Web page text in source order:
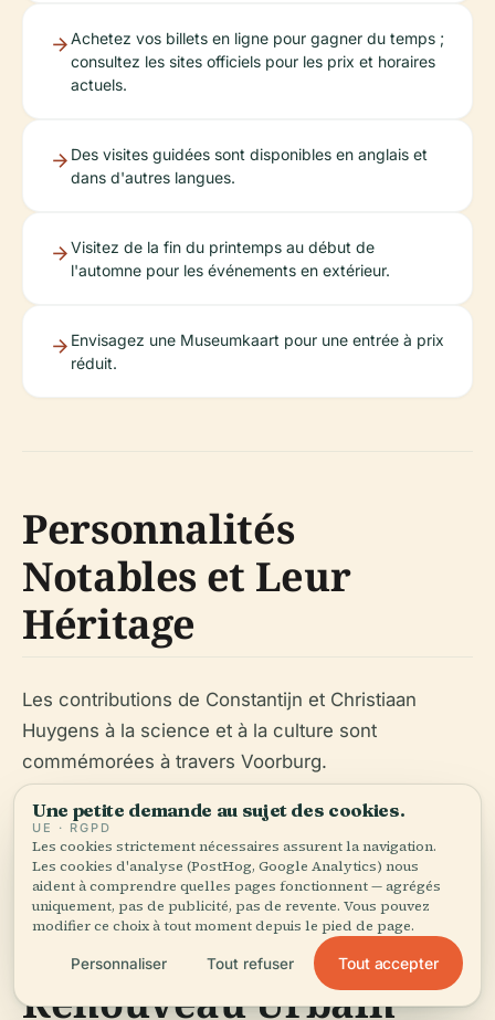
Achetez vos billets en ligne pour gagner du temps ;
consultez les sites officiels pour les prix et horaires
actuels.
Des visites guidées sont disponibles en anglais et
dans d'autres langues.
Visitez de la fin du printemps au début de
l'automne pour les événements en extérieur.
Envisagez une Museumkaart pour une entrée à prix
réduit.
Personnalités
Notables et Leur
Héritage
Les contributions de Constantijn et Christiaan
Huygens à la science et à la culture sont
commémorées à travers Voorburg.
Préservation
Architecturale et
Renouveau Urbain
Une petite demande au sujet des cookies.
UE · RGPD
Les cookies strictement nécessaires assurent la navigation.
Les cookies d'analyse (PostHog, Google Analytics) nous
aident à comprendre quelles pages fonctionnent — agrégés
uniquement, pas de publicité, pas de revente. Vous pouvez
modifier ce choix à tout moment depuis le pied de page.
Personnaliser Tout refuser Tout accepter